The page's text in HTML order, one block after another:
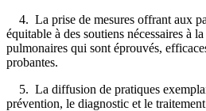
4. La prise de mesures offrant aux
équitable à des soutiens nécessaires à
pulmonaires qui sont éprouvés,
probantes.
5. La diffusion de pratiques
prévention, le diagnostic et le